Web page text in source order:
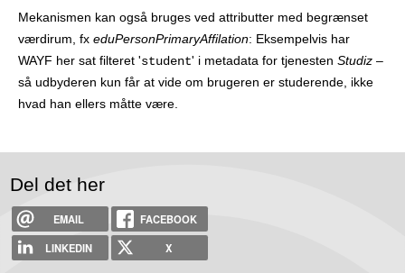
Mekanismen kan også bruges ved attributter med begrænset
værdirum, fx eduPersonPrimaryAffilation: Eksempelvis har
WAYF her sat filteret 'student' i metadata for tjenesten Studiz –
så udbyderen kun får at vide om brugeren er studerende, ikke
hvad han ellers måtte være.
Del det her
EMAIL
FACEBOOK
LINKEDIN
X